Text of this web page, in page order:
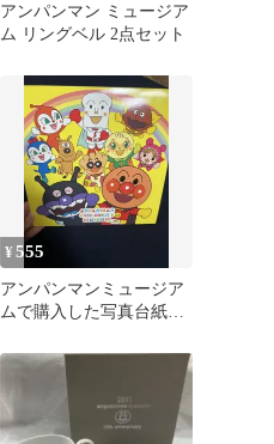
アンパンマン ミュージア
ム リングベル 2点セット
¥555
アンパンマンミュージア
ムで購入した写真台紙